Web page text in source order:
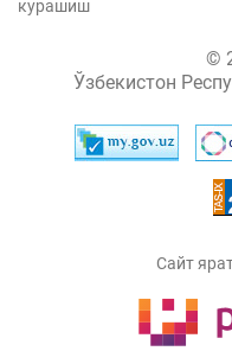
курашиш
©
Ўзбекистон
Сайт